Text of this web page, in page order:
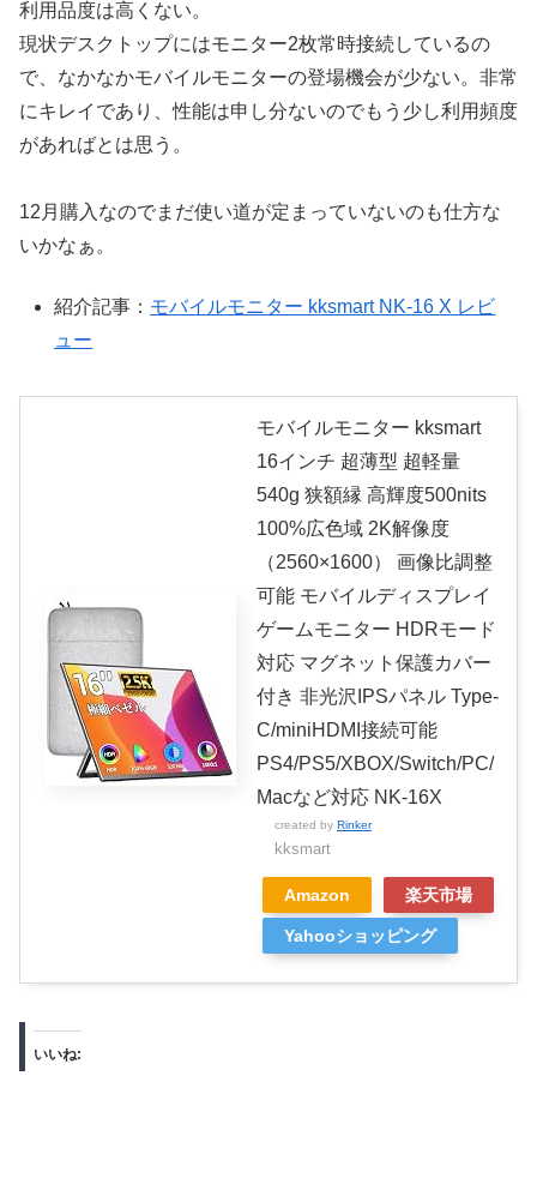
利用品度は高くない。
現状デスクトップにはモニター2枚常時接続しているの
で、なかなかモバイルモニターの登場機会が少ない。非常
にキレイであり、性能は申し分ないのでもう少し利用頻度
があればとは思う。
12月購入なのでまだ使い道が定まっていないのも仕方な
いかなぁ。
紹介記事： モバイルモニター kksmart NK-16 X レビ
ュー
モバイルモニター kksmart
16インチ 超薄型 超軽量
540g 狭額縁 高輝度500nits
100%広色域 2K解像度
（2560×1600） 画像比調整
可能 モバイルディスプレイ
ゲームモニター HDRモード
対応 マグネット保護カバー
付き 非光沢IPSパネル Type-
C/miniHDMI接続可能
PS4/PS5/XBOX/Switch/PC/
Macなど対応 NK-16X
created by Rinker
kksmart
Amazon 楽天市場
Yahooショッピング
いいね: